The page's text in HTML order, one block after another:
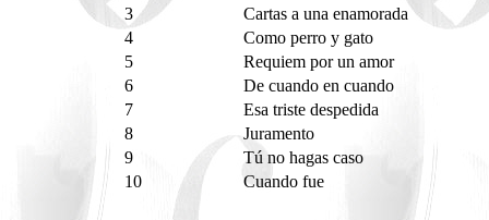
3
Cartas a una enamorada
4
Como perro y gato
5
Requiem por un amor
6
De cuando en cuando
7
Esa triste despedida
8
Juramento
9
Tú no hagas caso
10
Cuando fue